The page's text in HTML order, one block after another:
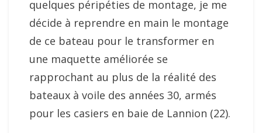
quelques péripéties de montage, je me
décide à reprendre en main le montage
de ce bateau pour le transformer en
une maquette améliorée se
rapprochant au plus de la réalité des
bateaux à voile des années 30, armés
pour les casiers en baie de Lannion (22).